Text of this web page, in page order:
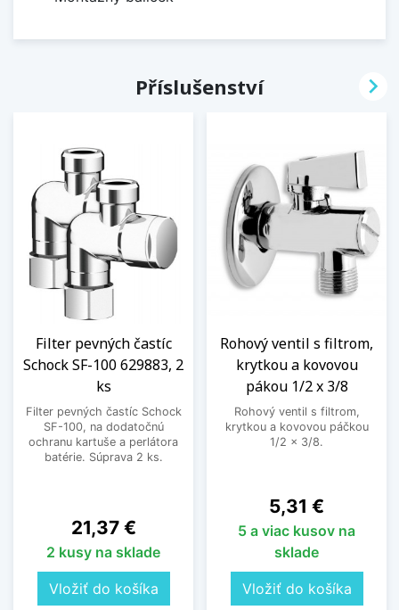
Příslušenství
Filter pevných častíc
Schock SF-100 629883, 2
ks
Filter pevných častíc Schock
SF-100, na dodatočnú
ochranu kartuše a perlátora
batérie. Súprava 2 ks.
Cena
21,37 €
2 kusy na sklade
Vložiť do košíka
Rohový ventil s filtrom,
krytkou a kovovou
pákou 1/2 x 3/8
Rohový ventil s filtrom,
krytkou a kovovou páčkou
1/2 x 3/8.
Cena
5,31 €
5 a viac kusov na
sklade
Vložiť do košíka
